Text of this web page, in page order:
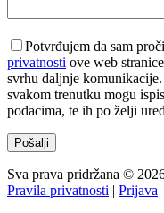
Potvrđujem da sam
privatnosti ove web
svrhu daljnje
svakom trenutku mogu
podacima, te ih po želji
Sva prava pridržana ©
Pravila privatnosti | Prijava